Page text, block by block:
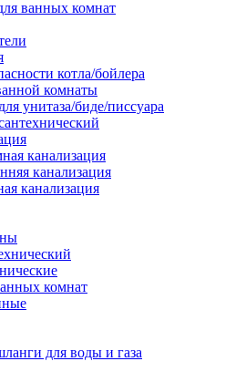
ванных комнат
котла/бойлера
комнаты
унитаза/биде/писсуара
канализация
канализация
канализация
комнат
для воды и газа